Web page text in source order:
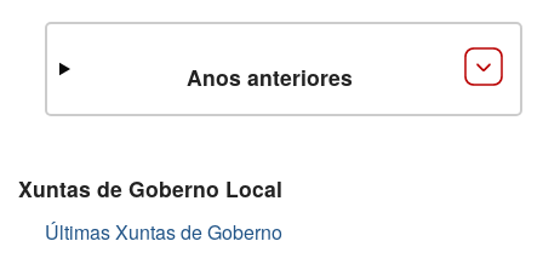
Anos anteriores
Xuntas de Goberno Local
Últimas Xuntas de Goberno